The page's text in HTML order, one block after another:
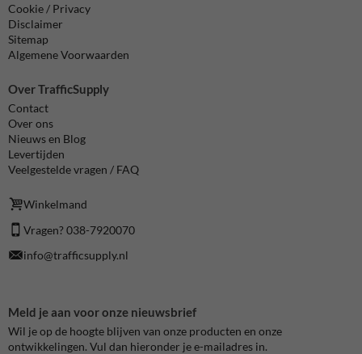
Cookie / Privacy
Disclaimer
Sitemap
Algemene Voorwaarden
Over TrafficSupply
Contact
Over ons
Nieuws en Blog
Levertijden
Veelgestelde vragen / FAQ
Winkelmand
Vragen? 038-7920070
info@trafficsupply.nl
Meld je aan voor onze nieuwsbrief
Wil je op de hoogte blijven van onze producten en onze
ontwikkelingen. Vul dan hieronder je e-mailadres in.